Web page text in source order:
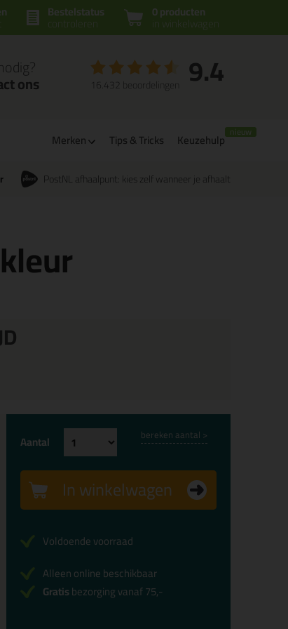
0 producten
in winkelwagen
Bestelstatus
controleren
ons 9.4
16.432 beoordelingen
Merken Tips & Tricks Keuzehulp
PostNL afhaalpunt: kies zelf wanneer je afhaalt
Aantal bereken aantal >
In winkelwagen
Voldoende voorraad
Alleen online beschikbaar
Gratisbezorging vanaf 75,-